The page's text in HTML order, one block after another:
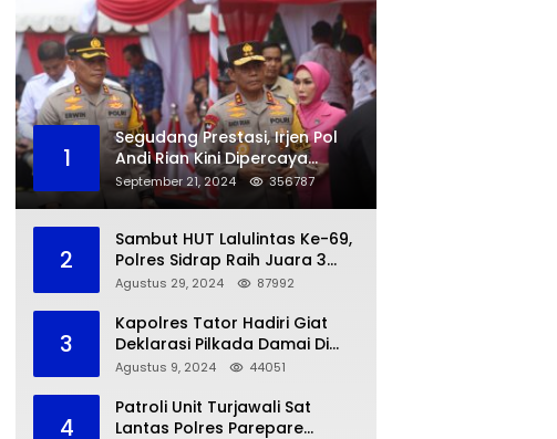
1
Segudang Prestasi, Irjen Pol
Andi Rian Kini Dipercaya
Jabat Kapolda Ketiga Kalinya
September 21, 2024 356787
2
Sambut HUT Lalulintas Ke-69,
Polres Sidrap Raih Juara 3
dalam Kompetisi Pocil Zona 5
Agustus 29, 2024 87992
3
Kapolres Tator Hadiri Giat
Deklarasi Pilkada Damai Di
Makassar
Agustus 9, 2024 44051
4
Patroli Unit Turjawali Sat
Lantas Polres Parepare